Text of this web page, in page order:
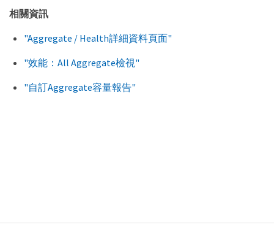
相關資訊
"Aggregate / Health詳細資料頁面"
"效能：All Aggregate檢視"
"自訂Aggregate容量報告"